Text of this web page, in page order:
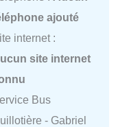
ajouté
internet :
site internet
Bus
- Gabriel